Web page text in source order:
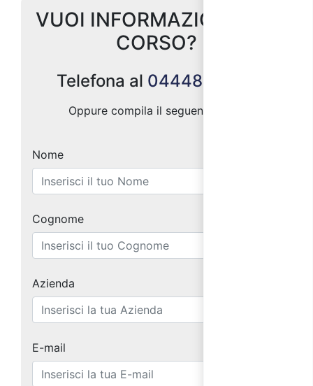
VUOI INFORMAZIONI SUL
CORSO?
Telefona al 0444887004
Oppure compila il seguente form:
Nome
Cognome
Azienda
E-mail